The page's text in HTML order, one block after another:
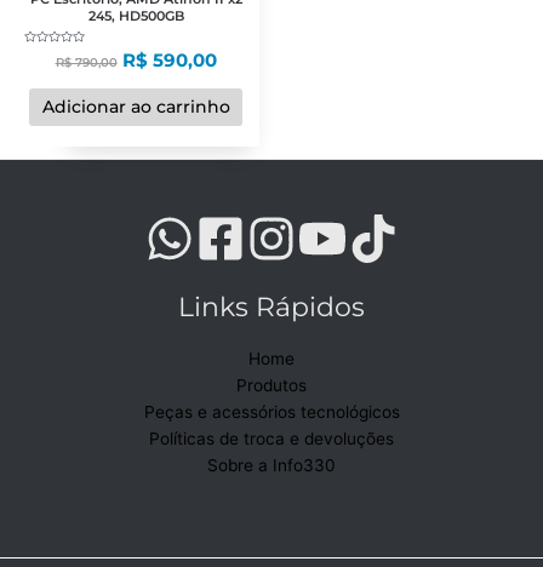
245, HD500GB
R$790,00 R$ 590,00
Adicionar ao carrinho
Links Rápidos
Home
Produtos
Peças e acessórios tecnológicos
Políticas de troca e devoluções
Sobre a Info330